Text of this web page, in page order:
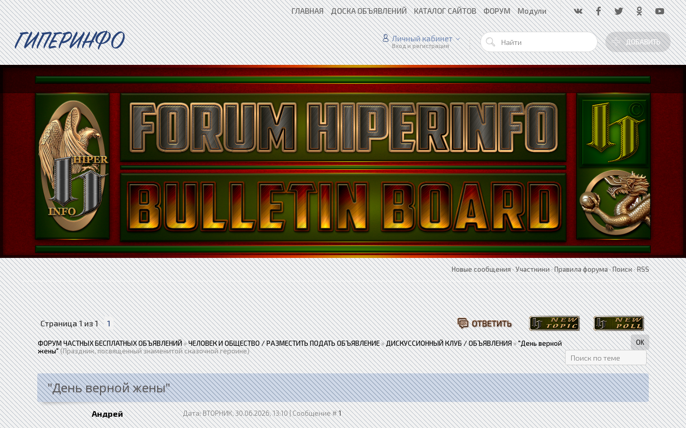
ГЛАВНАЯ ДОСКА ОБЪЯВЛЕНИЙ КАТАЛОГ САЙТОВ ФОРУМ Модули
ГИПЕРИНФО ДОБАВИТЬ
Личный кабинет
Вход и регистрация
Новые сообщения·Участники·Правила форума·Поиск·RSS
Страница1из1 1
ФОРУМ ЧАСТНЫХ БЕСПЛАТНЫХ ОБЪЯВЛЕНИЙ»ЧЕЛОВЕК И ОБЩЕСТВО / РАЗМЕСТИТЬ ПОДАТЬ ОБЪЯВЛЕНИЕ»ДИСКУССИОННЫЙ КЛУБ / ОБЪЯВЛЕНИЯ»"День верной
жены"(Праздник, посвященный знаменитой сказочной героине)
"День верной жены"
Андрей Дата: ВТОРНИК, 30.06.2026, 13:10 | Сообщение #1